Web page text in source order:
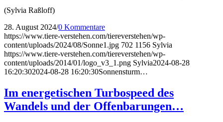
(Sylvia Raßloff)
28. August 2024/0 Kommentare
https://www.tiere-verstehen.com/tiereverstehen/wp-
content/uploads/2024/08/Sonne1.jpg 702 1156 Sylvia
https://www.tiere-verstehen.com/tiereverstehen/wp-
content/uploads/2014/01/logo_v3_1.png Sylvia2024-08-28
16:20:302024-08-28 16:20:30Sonnensturm…
Im energetischen Turbospeed des
Wandels und der Offenbarungen…